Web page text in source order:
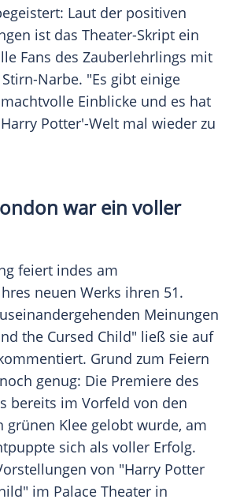
Laut der positiven
ist das Theater-Skript ein
Fans des Zauberlehrlings mit
Narbe. "Es gibt einige
Einblicke und es hat
Harry Potter'-Welt mal wieder zu
war ein voller
feiert indes am
neuen Werks ihren 51.
Meinungen
the Cursed Child" ließ sie auf
Grund zum Feiern
genug: Die Premiere des
bereits im Vorfeld von den
grünen Klee gelobt wurde, am
sich als voller Erfolg.
von "Harry Potter
im Palace Theater in